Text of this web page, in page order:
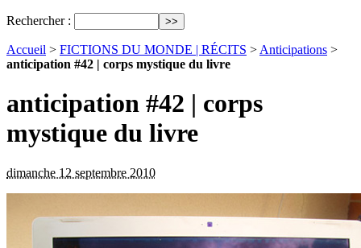
Rechercher :
Accueil > FICTIONS DU MONDE | RÉCITS > Anticipations >
anticipation #42 | corps mystique du livre
anticipation #42 | corps
mystique du livre
dimanche 12 septembre 2010